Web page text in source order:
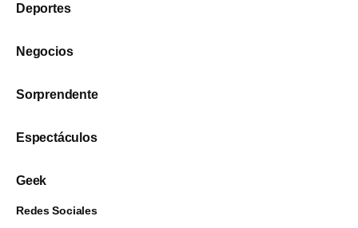
Deportes
Negocios
Sorprendente
Espectáculos
Geek
Redes Sociales